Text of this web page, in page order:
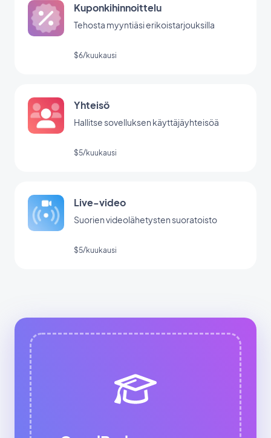
Kuponkihinnoittelu
Tehosta myyntiäsi erikoistarjouksilla
$6/kuukausi
Yhteisö
Hallitse sovelluksen käyttäjäyhteisöä
$5/kuukausi
Live-video
Suorien videolähetysten suoratoisto
$5/kuukausi